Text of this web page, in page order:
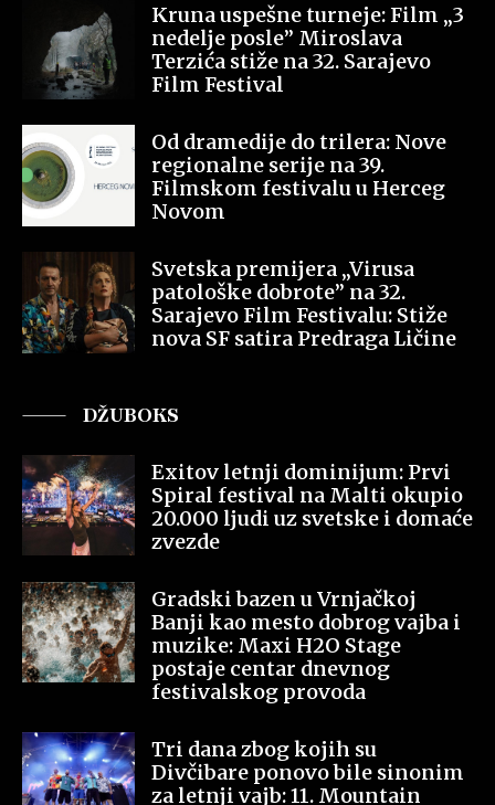
Kruna uspešne turneje: Film „3
nedelje posle” Miroslava
Terzića stiže na 32. Sarajevo
Film Festival
Od dramedije do trilera: Nove
regionalne serije na 39.
Filmskom festivalu u Herceg
Novom
Svetska premijera „Virusa
patološke dobrote” na 32.
Sarajevo Film Festivalu: Stiže
nova SF satira Predraga Ličine
DŽUBOKS
Exitov letnji dominijum: Prvi
Spiral festival na Malti okupio
20.000 ljudi uz svetske i domaće
zvezde
Gradski bazen u Vrnjačkoj
Banji kao mesto dobrog vajba i
muzike: Maxi H2O Stage
postaje centar dnevnog
festivalskog provoda
Tri dana zbog kojih su
Divčibare ponovo bile sinonim
za letnji vajb: 11. Mountain